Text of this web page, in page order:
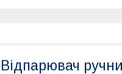
Відпарювач